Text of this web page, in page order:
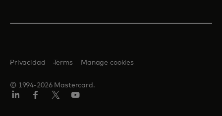
© 1994-2026 Mastercard.
Privacidad Terms Manage cookies